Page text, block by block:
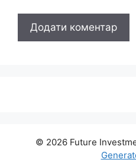
© 2026 Future